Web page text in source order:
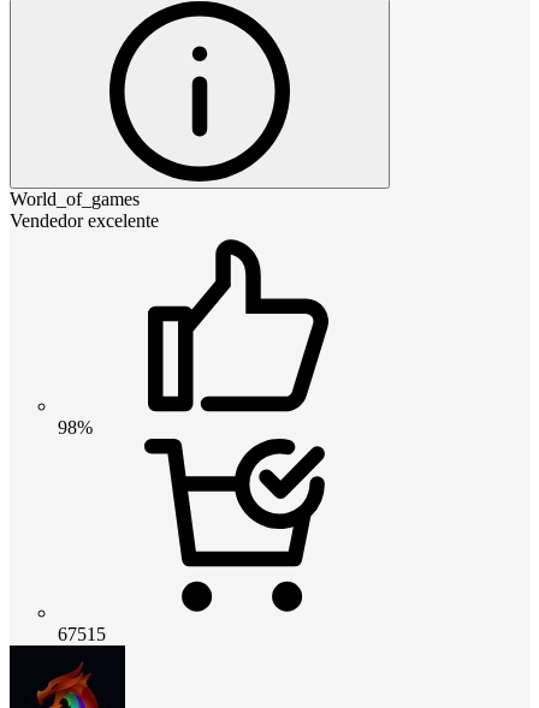
World_of_games
Vendedor excelente
98%
67515